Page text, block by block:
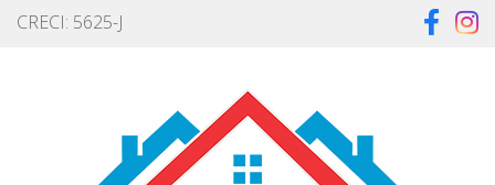
CRECI: 5625-J